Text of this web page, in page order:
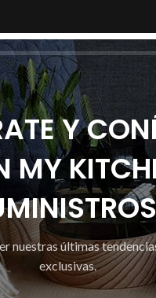
Y
MY
nuestras últimas
exclusivas.
CONTACTAR